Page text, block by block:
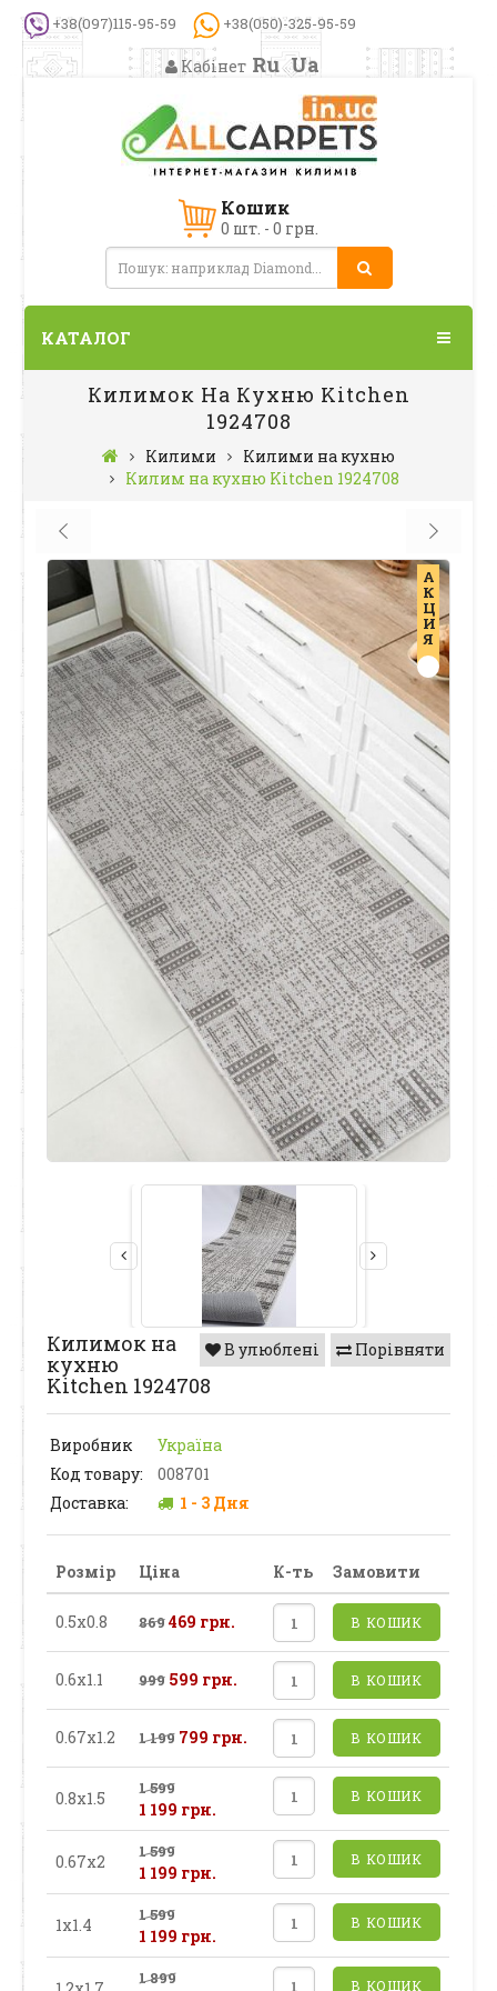
+38(097)115-95-59 +38(050)-325-95-59
Кабінет Ru Ua
Кошик
0 шт. - 0 грн.
КАТАЛОГ
Килимок На Кухню Kitchen
1924708
Килими
Килими на кухню
Килим на кухню Kitchen 1924708
А
К
Ц
И
Я
Порівняти
В улюблені
Килимок на
кухню
Kitchen 1924708
Виробник
Україна
Код товару:
008701
Доставка:
1 - 3 Дня
Розмір Ціна К-ть Замовити
0.5х0.8 869469 грн. В КОШИК
0.6х1.1 999 599 грн. В КОШИК
0.67х1.2 1 199 799 грн. В КОШИК
0.8х1.5 1 599
1 199 грн.
В КОШИК
0.67х2 1 599
1 199 грн.
В КОШИК
1х1.4 1 599
1 199 грн.
В КОШИК
1 899 В КОШИК